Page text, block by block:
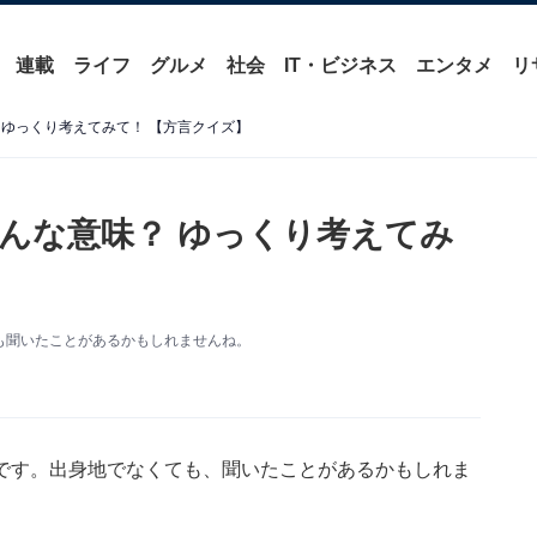
連載 ライフ グルメ 社会 IT・ビジネス エンタメ リ
っくり考えてみて！ 【方言クイズ】
な意味？ ゆっくり考えてみ
いたことがあるかもしれませんね。
。出身地でなくても、聞いたことがあるかもしれま